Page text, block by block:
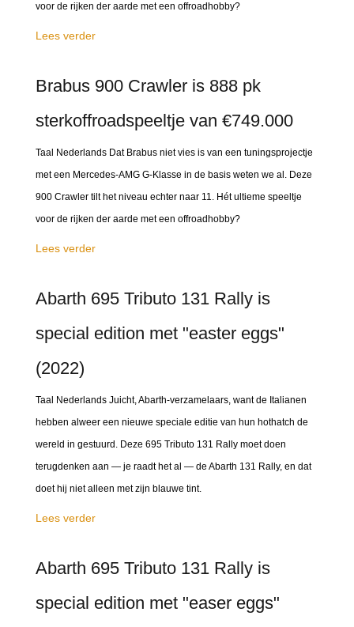
voor de rijken der aarde met een offroadhobby?
Lees verder
Brabus 900 Crawler is 888 pk
sterkoffroadspeeltje van €749.000
Taal Nederlands Dat Brabus niet vies is van een tuningsprojectje
met een Mercedes-AMG G-Klasse in de basis weten we al. Deze
900 Crawler tilt het niveau echter naar 11. Hét ultieme speeltje
voor de rijken der aarde met een offroadhobby?
Lees verder
Abarth 695 Tributo 131 Rally is
special edition met "easter eggs"
(2022)
Taal Nederlands Juicht, Abarth-verzamelaars, want de Italianen
hebben alweer een nieuwe speciale editie van hun hothatch de
wereld in gestuurd. Deze 695 Tributo 131 Rally moet doen
terugdenken aan — je raadt het al — de Abarth 131 Rally, en dat
doet hij niet alleen met zijn blauwe tint.
Lees verder
Abarth 695 Tributo 131 Rally is
special edition met "easer eggs"